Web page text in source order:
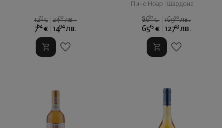
1273 € 2490 лв.
764 € 1494 лв.
Пино Ноар
Шардоне
8687 € 16990 лв.
6515 € 12743 лв.